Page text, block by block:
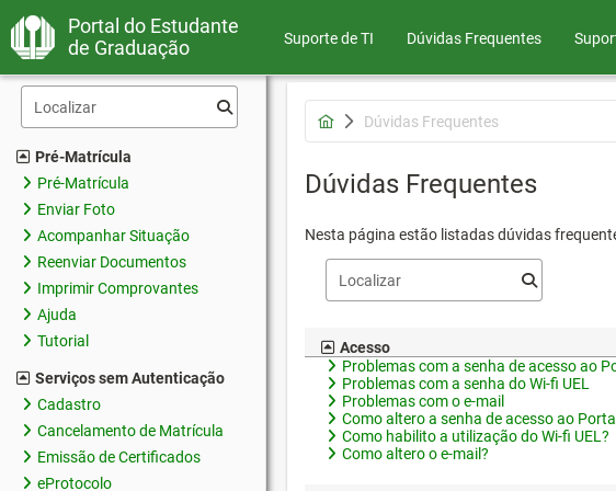
Portal do Estudante
de Graduação
Suporte de TI Dúvidas Frequentes
Pré-Matrícula
Pré-Matrícula
Enviar Foto
Acompanhar Situação
Reenviar Documentos
Imprimir Comprovantes
Ajuda
Tutorial
Serviços sem Autenticação
Cadastro
Cancelamento de Matrícula
Emissão de Certificados
eProtocolo
Dúvidas Frequentes
Dúvidas Frequentes
Nesta página estão listadas dúvidas
Acesso
Problemas com a senha de acesso ao
Problemas com a senha do Wi-fi UEL
Problemas com o e-mail
Como altero a senha de acesso ao
Como habilito a utilização do Wi-fi UEL?
Como altero o e-mail?